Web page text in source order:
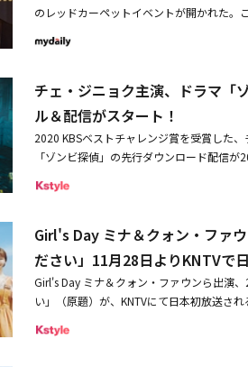
ンは、知的障がいを持つ母親と一緒に暮ら
孫であることを知り、大きなショックを受
を寄せる男性で、マソングループの跡継
ュ・ウジンは完璧そうな外見とは違って、
う人が多すぎるため、弱い姿を隠すべく仮
の人生を生きることができるのか、注目さ
チェ・ヘラ役を演じ、ドラマの緊張感を
い、果てしない欲望と推進力で、自分に逆
うなチェ・ヘラの悪行は、イム・ジュウ
多事多難な人生を描く俳優たちの活躍に、
ュニョン、クォン・ファウン、イム・ジュ
ートする。
が実現！片や、善良そのものの正義漢で誰
した殺人鬼に復讐するため刑事になった男
と、それに対抗するイ・ヒジュンの、唯一
代最高キャラを更新した彼らのケミストリ
禁断のマウス現象を引き起こす。衝撃の猟
国全土を恐怖のどん底に突き落とした事件
を犯すサイコパス遺伝子は存在するのかと
潜んでいるのか、初回から戦慄のストーリ
って反転する危うさ、そして視聴者をと
じさは、サスペンスドラマの上級ファンを
た運命に翻弄される登場人物たちの人間ド
レビコードぎりぎりの過剰な描写も話題と
行われ、冒頭にその旨を伝えるテロップが
あるtvNでオンエアされるやいなや大反響
のレッドカーペットイベントが開かれた。
フン、チャン・ウィス、チャ・ソウォン、
ン・アルムにも愛情溢れるメッセージ・【
大賞」レッドカーペットに登場
チェ・ジニョク主演、ドラマ「
ル＆配信がスタート！
2020 KBSベストチャレンジ賞を受賞した
「ゾンビ探偵」の先行ダウンロード配信
ンルで多彩な演技を披露してきたチェ・ジ
とのできる役を演じたいとゾンビ役に挑戦
シーなイケメンゾンビの波乱万丈な日々を
ロインのソンジ役を演じるのは、「人間レ
新人女優パク・ジュヒョン。本作では、正
ヨンの正体がゾンビとはつゆ知らず、助手
寄せる親友ドヒョン役には、「医師ヨハン
Girl's Day ミナ＆クォン・ファ
ださい」11月28日よりKNTVで
Girl's Day ミナ＆クォン・ファウンら出演
い」（原題）が、KNTVにて日本初放送さ
ル旅行に当選し、カップルを偽装して参加